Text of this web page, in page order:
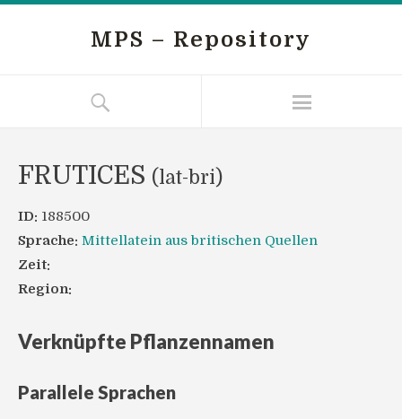
MPS – Repository
FRUTICES (lat-bri)
ID: 188500
Sprache: Mittellatein aus britischen Quellen
Zeit:
Region:
Verknüpfte Pflanzennamen
Parallele Sprachen